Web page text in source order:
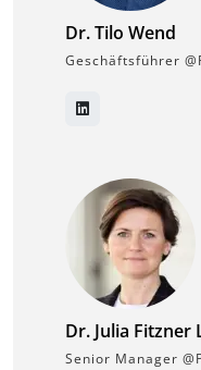
Dr. Tilo Wend
Geschäftsführer
Dr. Julia Fitzner
Senior Manager